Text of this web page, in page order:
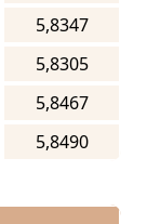
5,8347
5,8305
5,8467
5,8490